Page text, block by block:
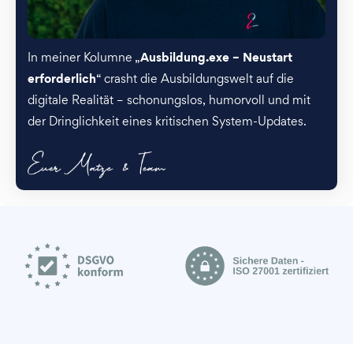
In meiner Kolumne „Ausbildung.exe – Neustart
erforderlich“ crasht die Ausbildungswelt auf die
digitale Realität – schonungslos, humorvoll und mit
der Dringlichkeit eines kritischen System-Updates.